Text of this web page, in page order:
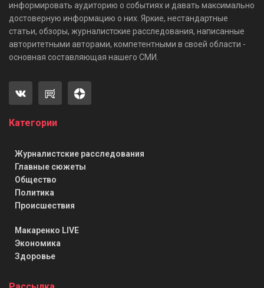
информировать аудиторию о событиях и давать максимально
достоверную информацию о них. Яркие, нестандартные
статьи, обзоры, журналистские расследования, написанные
авторитетными авторами, компетентными в своей области -
основная составляющая нашего СМИ.
Категории
Журналистские расследования
Главные сюжеты
Общество
Политика
Происшествия
Макаренко LIVE
Экономика
Здоровье